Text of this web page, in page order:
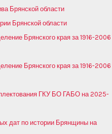
Брянской области
Брянской области
Брянского края за 1916-2006
Брянского края за 1916-2006
ГКУ БО ГАБО на 2025-
дат по истории Брянщины на